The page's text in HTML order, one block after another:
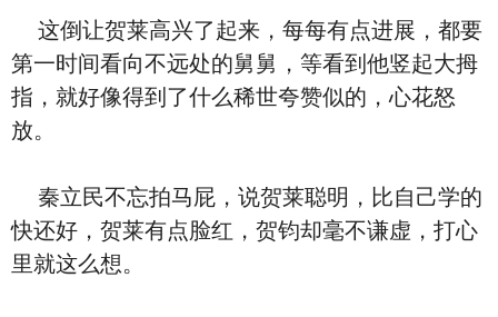
这倒让贺莱高兴了起来，每每有点进展，都要
第一时间看向不远处的舅舅，等看到他竖起大拇
指，就好像得到了什么稀世夸赞似的，心花怒
放。
秦立民不忘拍马屁，说贺莱聪明，比自己学的
快还好，贺莱有点脸红，贺钧却毫不谦虚，打心
里就这么想。